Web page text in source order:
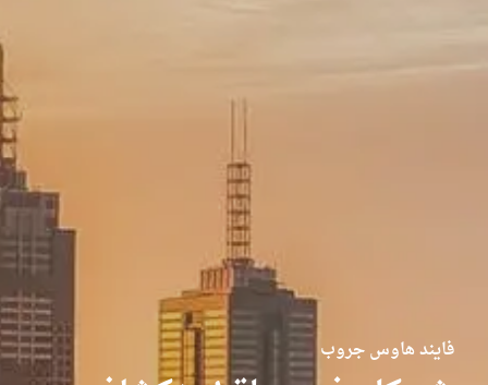
فايند هاوس جروب